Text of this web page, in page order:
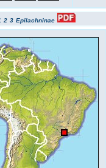
2 3 Epilachninae